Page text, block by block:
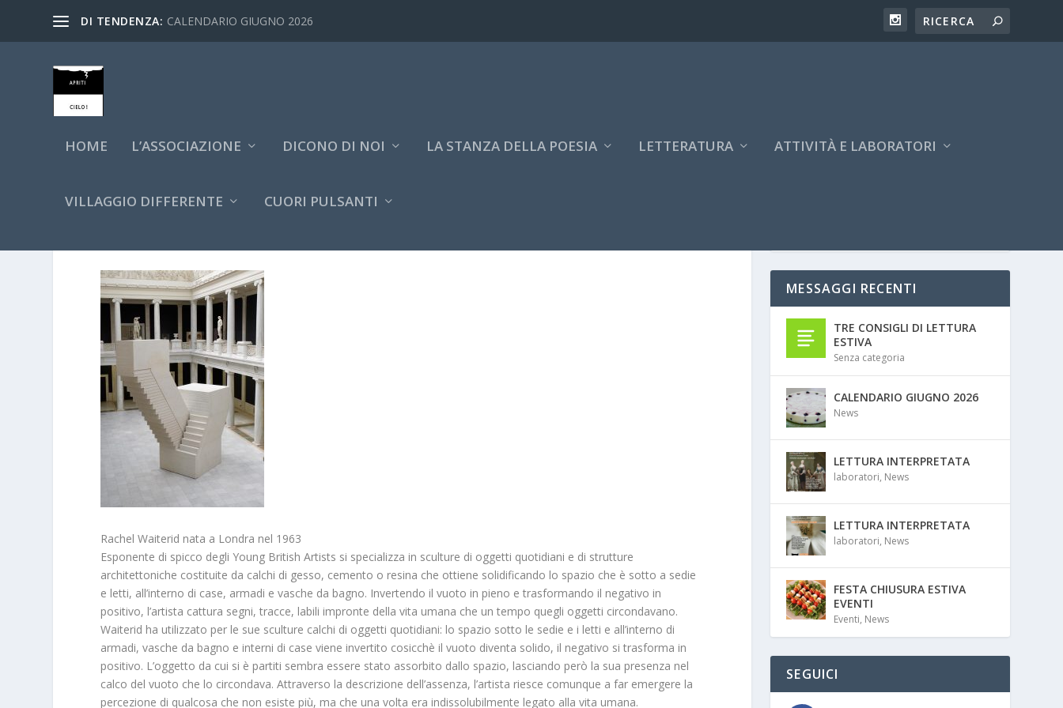
DI TENDENZA: CALENDARIO GIUGNO 2026
HOME L’ASSOCIAZIONE DICONO DI NOI LA STANZA DELLA POESIA LETTERATURA ATTIVITÀ E LABORATORI
VILLAGGIO DIFFERENTE CUORI PULSANTI
Rachel Waiterid nata a Londra nel 1963
Esponente di spicco degli Young British Artists si specializza in sculture di oggetti quotidiani e di strutture
architettoniche costituite da calchi di gesso, cemento o resina che ottiene solidificando lo spazio che è sotto a sedie
e letti, all’interno di case, armadi e vasche da bagno. Invertendo il vuoto in pieno e trasformando il negativo in
positivo, l’artista cattura segni, tracce, labili impronte della vita umana che un tempo quegli oggetti circondavano.
Waiterid ha utilizzato per le sue sculture calchi di oggetti quotidiani: lo spazio sotto le sedie e i letti e all’interno di
armadi, vasche da bagno e interni di case viene invertito cosicchè il vuoto diventa solido, il negativo si trasforma in
positivo. L’oggetto da cui si è partiti sembra essere stato assorbito dallo spazio, lasciando però la sua presenza nel
calco del vuoto che lo circondava. Attraverso la descrizione dell’assenza, l’artista riesce comunque a far emergere la
percezione di qualcosa che non esiste più, ma che una volta era indissolubilmente legato alla vita umana.
MESSAGGI RECENTI
TRE CONSIGLI DI LETTURA
ESTIVA
Senza categoria
CALENDARIO GIUGNO 2026
News
LETTURA INTERPRETATA
laboratori, News
LETTURA INTERPRETATA
laboratori, News
FESTA CHIUSURA ESTIVA
EVENTI
Eventi, News
SEGUICI